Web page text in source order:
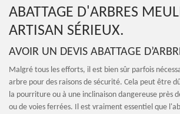
ABATTAGE D'ARBRES
ARTISAN SÉRIEUX.
AVOIR UN DEVIS ABATTAGE
Malgré tous les efforts, il est bien sûr parfois
arbre pour des raisons de sécurité. Cela peut être
la pourriture ou à une inclinaison dangereuse près
ou de voies ferrées. Il est vraiment essentiel que